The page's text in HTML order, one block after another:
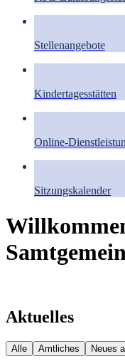
Stellenangebote
Kindertagesstätten
Online-
Sitzungskalender
Aktuelles
Alle Amtliches Neues